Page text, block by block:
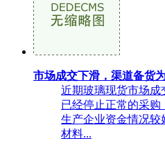
市场成交下滑，渠道备货
近期玻璃现货市场成
已经停止正常的采
生产企业资金情况较
材料...